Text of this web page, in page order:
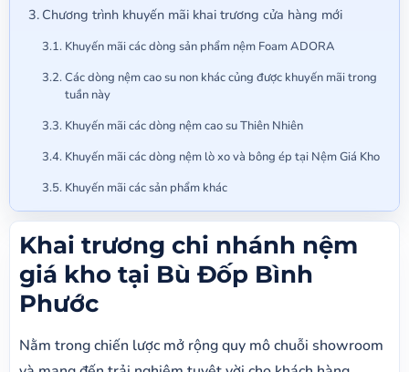
Chương trình khuyến mãi khai trương cửa hàng mới
Khuyến mãi các dòng sản phẩm nệm Foam ADORA
Các dòng nệm cao su non khác củng được khuyến mãi trong
tuần này
Khuyến mãi các dòng nệm cao su Thiên Nhiên
Khuyến mãi các dòng nệm lò xo và bông ép tại Nệm Giá Kho
Khuyến mãi các sản phẩm khác
Khai trương chi nhánh nệm
giá kho tại Bù Đốp Bình
Phước
Nằm trong chiến lược mở rộng quy mô chuỗi showroom